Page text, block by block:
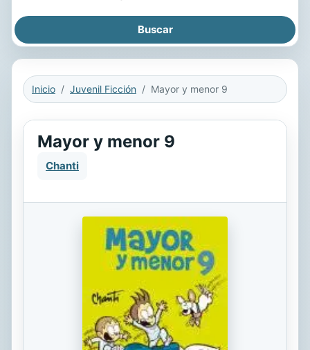
Inicio Juvenil Ficción Mayor y menor 9
Mayor y menor 9
Chanti